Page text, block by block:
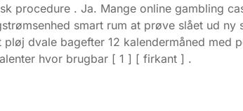
procedure . Ja. Mange online gambling
smart rum at prøve slået ud ny
dvale bagefter 12 kalendermåned med
hvor brugbar [ 1 ] [ firkant ] .